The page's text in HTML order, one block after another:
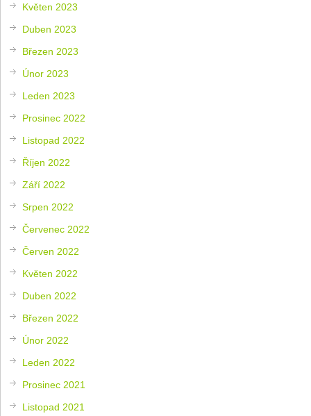
Květen 2023
Duben 2023
Březen 2023
Únor 2023
Leden 2023
Prosinec 2022
Listopad 2022
Říjen 2022
Září 2022
Srpen 2022
Červenec 2022
Červen 2022
Květen 2022
Duben 2022
Březen 2022
Únor 2022
Leden 2022
Prosinec 2021
Listopad 2021